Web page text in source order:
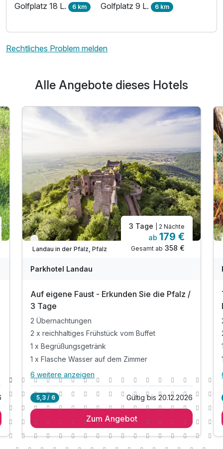
Golfplatz 18 L. 6 km Golfplatz 9 L. 6 km
Rechtliches Problem melden
Alle Angebote dieses Hotels
Verfügbar bis Dezember
Landau in der Pfalz, Pfalz
3 Tage | 2 Nächte
ab 179 €
Gesamt ab 358 €
Parkhotel Landau
Auf eigene Faust - Erkunden Sie die Pfalz /
3 Tage
2 Übernachtungen
2 x reichhaltiges Frühstück vom Buffet
1 x Begrüßungsgetränk
1 x Flasche Wasser auf dem Zimmer
Alle Inklusivleistungen 10 enthalten
2 Übernachtungen
2 x reichhaltiges Frühstück vom Buffet
1 x Begrüßungsgetränk
6 weitere anzeigen
5,3 / 6 Gültig bis 20.12.2026
Zum Angebot